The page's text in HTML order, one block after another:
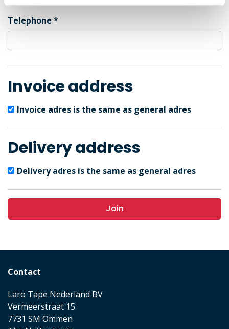
Telephone
Invoice address
Invoice adres is the same as general adres
Delivery address
Delivery adres is the same as general adres
Join
Contact
Laro Tape Nederland BV
Vermeerstraat 15
7731 SM Ommen